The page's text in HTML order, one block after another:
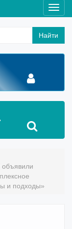
Найти
и подходы»